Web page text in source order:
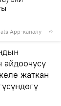
App-каналу
жаткан